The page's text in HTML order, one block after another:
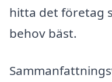
hitta det företag
behov bäst.